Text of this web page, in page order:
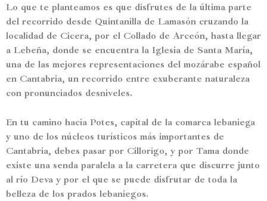
Lo que te planteamos es que disfrutes de la última parte
del recorrido desde Quintanilla de Lamasón cruzando la
localidad de Cicera, por el Collado de Arceón, hasta llegar
a Lebeña, donde se encuentra la Iglesia de Santa María,
una de las mejores representaciones del mozárabe español
en Cantabria, un recorrido entre exuberante naturaleza
con pronunciados desniveles.
En tu camino hacia Potes, capital de la comarca lebaniega
y uno de los núcleos turísticos más importantes de
Cantabria, debes pasar por Cillorigo, y por Tama donde
existe una senda paralela a la carretera que discurre junto
al río Deva y por el que se puede disfrutar de toda la
belleza de los prados lebaniegos.